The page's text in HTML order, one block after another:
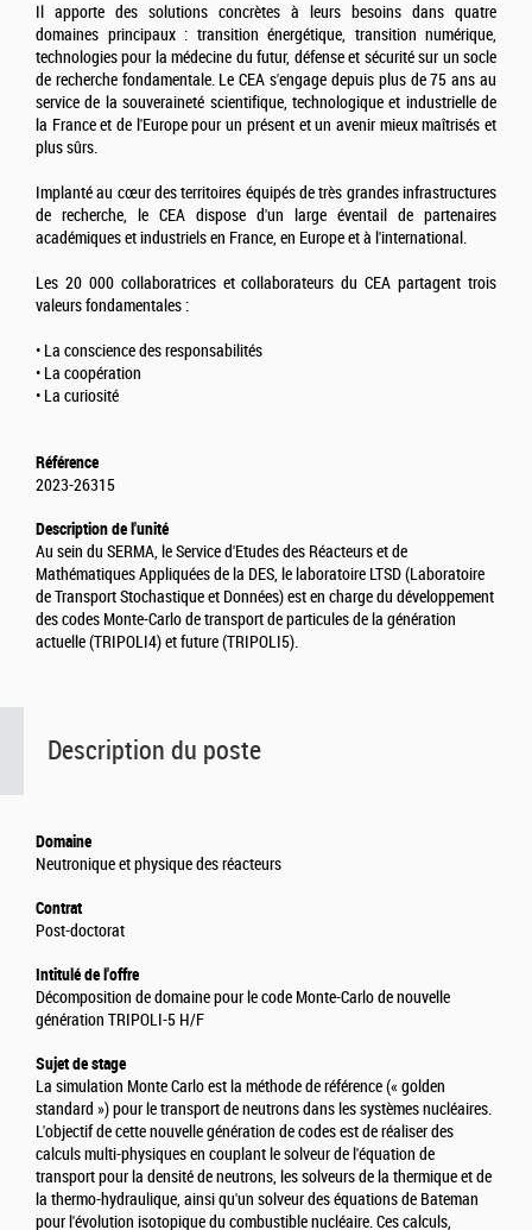
Description du poste
Domaine
Neutronique et physique des réacteurs
Contrat
Post-doctorat
Intitulé de l'offre
Décomposition de domaine pour le code Monte-Carlo de nouvelle
génération TRIPOLI-5 H/F
Sujet de stage
La simulation Monte Carlo est la méthode de référence (« golden
standard ») pour le transport de neutrons dans les systèmes nucléaires.
L'objectif de cette nouvelle génération de codes est de réaliser des
calculs multi-physiques en couplant le solveur de l'équation de
transport pour la densité de neutrons, les solveurs de la thermique et de
la thermo-hydraulique, ainsi qu'un solveur des équations de Bateman
pour l'évolution isotopique du combustible nucléaire. Ces calculs,
Il apporte des solutions concrètes à leurs besoins dans quatre
domaines principaux : transition énergétique, transition numérique,
technologies pour la médecine du futur, défense et sécurité sur un socle
de recherche fondamentale. Le CEA s'engage depuis plus de 75 ans au
service de la souveraineté scientifique, technologique et industrielle de
la France et de l'Europe pour un présent et un avenir mieux maîtrisés et
plus sûrs.
Implanté au cœur des territoires équipés de très grandes infrastructures
de recherche, le CEA dispose d'un large éventail de partenaires
académiques et industriels en France, en Europe et à l'international.
Les 20 000 collaboratrices et collaborateurs du CEA partagent trois
valeurs fondamentales :
• La conscience des responsabilités
• La coopération
• La curiosité
Référence
2023-26315
Description de l'unité
Au sein du SERMA, le Service d'Etudes des Réacteurs et de
Mathématiques Appliquées de la DES, le laboratoire LTSD (Laboratoire
de Transport Stochastique et Données) est en charge du développement
des codes Monte-Carlo de transport de particules de la génération
actuelle (TRIPOLI4) et future (TRIPOLI5).